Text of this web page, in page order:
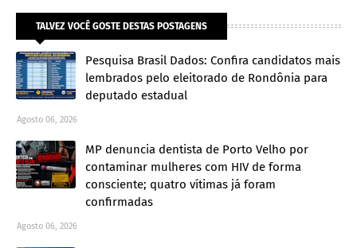
TALVEZ VOCÊ GOSTE DESTAS POSTAGENS
Pesquisa Brasil Dados: Confira candidatos mais
lembrados pelo eleitorado de Rondônia para
deputado estadual
Agosto 06, 2026
MP denuncia dentista de Porto Velho por
contaminar mulheres com HIV de forma
consciente; quatro vítimas já foram
confirmadas
Agosto 06, 2026